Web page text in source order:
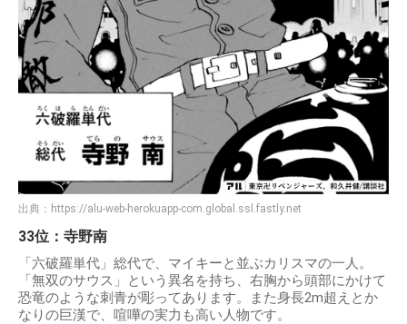
出典： https://alu-web-herokuapp-com.global.ssl.fastly.net
33位：寺野南
「六破羅単代」総代で、マイキーと並ぶカリスマの一人。
「無双のサウス」という異名を持ち、右胸から頭部にかけて
恐竜のような刺青が彫ってあります。また身長2m超えとか
なりの巨漢で、喧嘩の実力も高い人物です。